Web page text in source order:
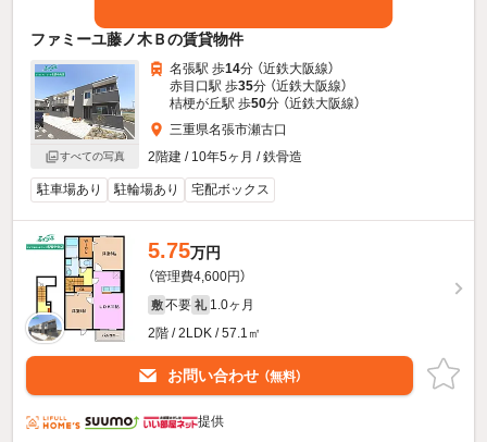
ファミーユ藤ノ木Ｂの賃貸物件
すべての写真
名張駅 歩14分 （近鉄大阪線）
赤目口駅 歩35分 （近鉄大阪線）
桔梗が丘駅 歩50分 （近鉄大阪線）
三重県名張市瀬古口
2階建 / 10年5ヶ月 / 鉄骨造
駐車場あり 駐輪場あり 宅配ボックス
5.75万円
（管理費4,600円）
敷 不要 礼 1.0ヶ月
2階 / 2LDK / 57.1㎡
お問い合わせ （無料）
提供